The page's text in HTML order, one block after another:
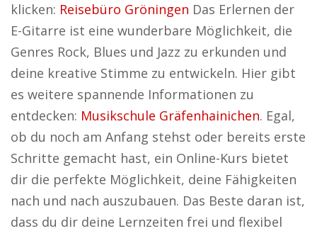
klicken: Reisebüro Gröningen Das Erlernen der
E-Gitarre ist eine wunderbare Möglichkeit, die
Genres Rock, Blues und Jazz zu erkunden und
deine kreative Stimme zu entwickeln. Hier gibt
es weitere spannende Informationen zu
entdecken: Musikschule Gräfenhainichen. Egal,
ob du noch am Anfang stehst oder bereits erste
Schritte gemacht hast, ein Online-Kurs bietet
dir die perfekte Möglichkeit, deine Fähigkeiten
nach und nach auszubauen. Das Beste daran ist,
dass du dir deine Lernzeiten frei und flexibel